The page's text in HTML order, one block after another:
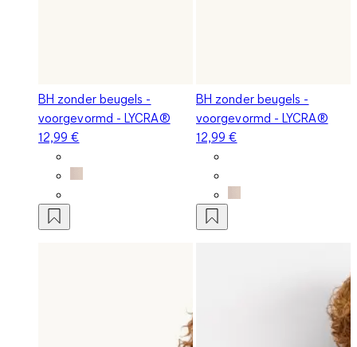
BH zonder beugels -
voorgevormd - LYCRA®
12,99 €
BH zonder beugels -
voorgevormd - LYCRA®
12,99 €